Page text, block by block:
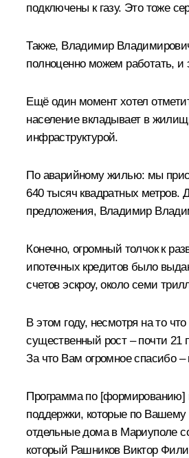
подключены к газу. Это тоже
Также, Владимир
полноценно можем работать, и
Ещё один момент хотел
население вкладывает в
инфраструктурой.
По аварийному жилью: мы
640 тысяч квадратных метров.
предложения, Владимир
Конечно, огромный толчок к
ипотечных кредитов было
счетов эскроу, около семи
В этом году, несмотря на то
существенный рост – почти
За что Вам огромное спасибо
Программа по [формированию]
поддержки, которые по
отдельные дома в Мариуполе
который Рашников Виктор